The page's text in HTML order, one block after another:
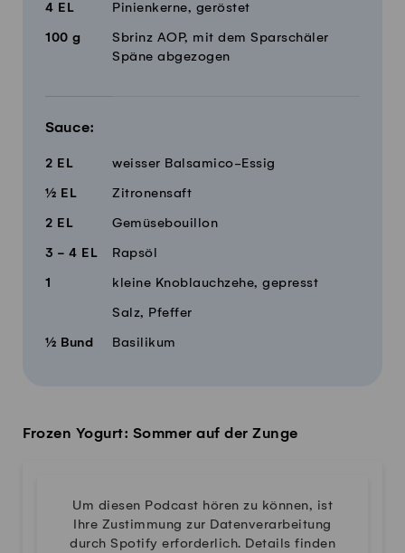
4 EL Pinienkerne, geröstet
100 g
Sbrinz AOP, mit dem Sparschäler
Späne abgezogen
Sauce:
2 EL weisser Balsamico-Essig
½ EL Zitronensaft
2 EL Gemüsebouillon
3 - 4 EL Rapsöl
1 kleine Knoblauchzehe, gepresst
Salz, Pfeffer
½ Bund Basilikum
Frozen Yogurt: Sommer auf der Zunge
Um diesen Podcast hören zu können, ist
Ihre Zustimmung zur Datenverarbeitung
durch Spotify erforderlich. Details finden